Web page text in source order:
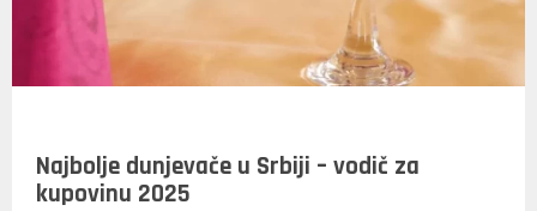
Najbolje dunjevače u Srbiji – vodič za
kupovinu 2025